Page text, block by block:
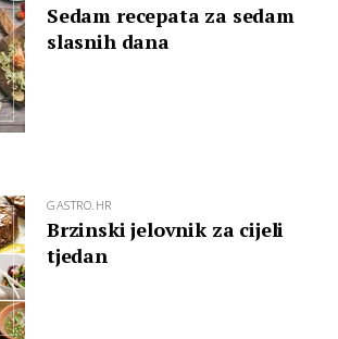
Sedam recepata za sedam
slasnih dana
GASTRO.HR
Brzinski jelovnik za cijeli
tjedan